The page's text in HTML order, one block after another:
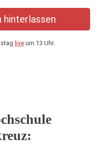
hinterlassen
liveum 13 Uhr.